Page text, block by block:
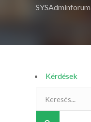
SYSAdminforum
Kérdések